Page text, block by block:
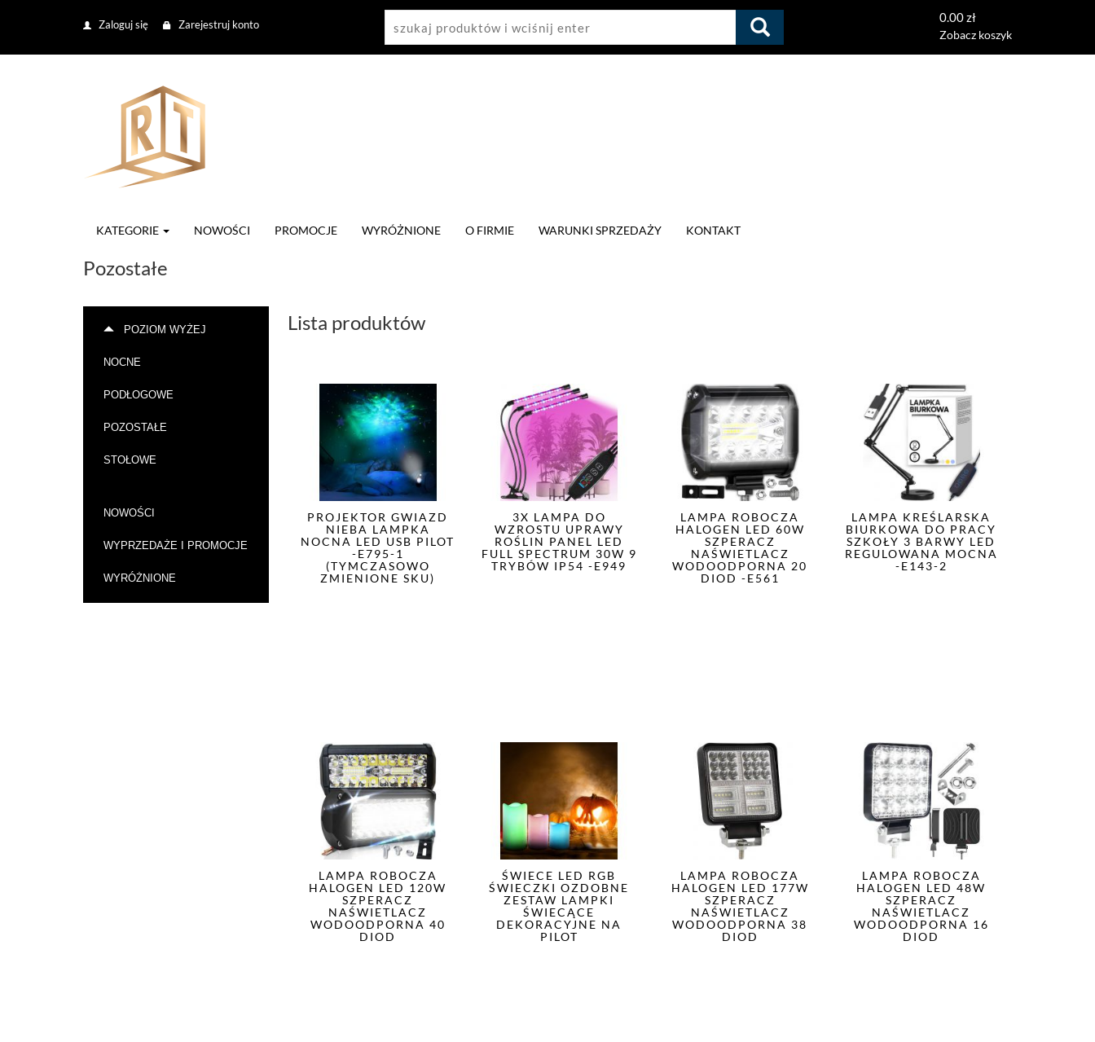
Zaloguj się Zarejestruj konto 0.00 zł
Zobacz koszyk
KATEGORIE NOWOŚCI PROMOCJE WYRÓŻNIONE O FIRMIE WARUNKI SPRZEDAŻY KONTAKT
Pozostałe
POZIOM WYŻEJ
NOCNE
PODŁOGOWE
POZOSTAŁE
STOŁOWE
NOWOŚCI
WYPRZEDAŻE I PROMOCJE
WYRÓŻNIONE
Lista produktów
PROJEKTOR GWIAZD
NIEBA LAMPKA
NOCNA LED USB PILOT
-E795-1
(TYMCZASOWO
ZMIENIONE SKU)
3X LAMPA DO
WZROSTU UPRAWY
ROŚLIN PANEL LED
FULL SPECTRUM 30W 9
TRYBÓW IP54 -E949
LAMPA ROBOCZA
HALOGEN LED 60W
SZPERACZ
NAŚWIETLACZ
WODOODPORNA 20
DIOD -E561
LAMPA KREŚLARSKA
BIURKOWA DO PRACY
SZKOŁY 3 BARWY LED
REGULOWANA MOCNA
-E143-2
LAMPA ROBOCZA
HALOGEN LED 120W
SZPERACZ
NAŚWIETLACZ
WODOODPORNA 40
DIOD
ŚWIECE LED RGB
ŚWIECZKI OZDOBNE
ZESTAW LAMPKI
ŚWIECĄCE
DEKORACYJNE NA
PILOT
LAMPA ROBOCZA
HALOGEN LED 177W
SZPERACZ
NAŚWIETLACZ
WODOODPORNA 38
DIOD
LAMPA ROBOCZA
HALOGEN LED 48W
SZPERACZ
NAŚWIETLACZ
WODOODPORNA 16
DIOD